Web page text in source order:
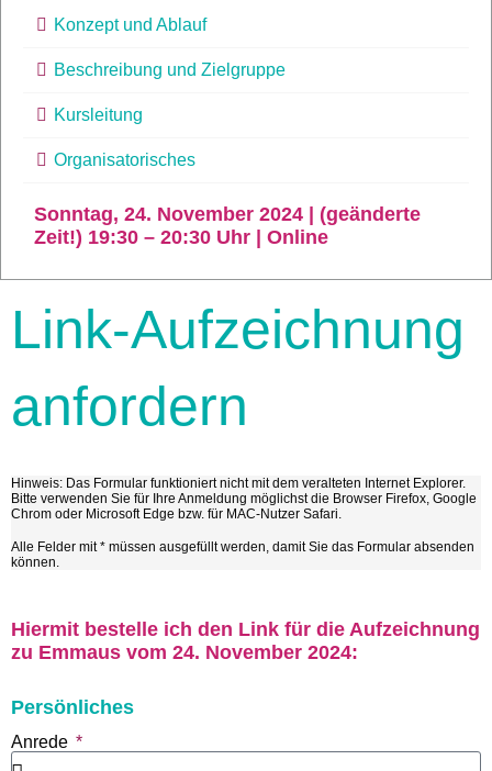
Konzept und Ablauf
Beschreibung und Zielgruppe
Kursleitung
Organisatorisches
Sonntag, 24. November 2024 | (geänderte
Zeit!) 19:30 – 20:30 Uhr | Online
Link-Aufzeichnung
anfordern
Hinweis: Das Formular funktioniert nicht mit dem veralteten Internet Explorer.
Bitte verwenden Sie für Ihre Anmeldung möglichst die Browser Firefox, Google
Chrom oder Microsoft Edge bzw. für MAC-Nutzer Safari.
Alle Felder mit * müssen ausgefüllt werden, damit Sie das Formular absenden
können.
Hiermit bestelle ich den Link für die Aufzeichnung
zu Emmaus vom 24. November 2024:
Persönliches
Anrede